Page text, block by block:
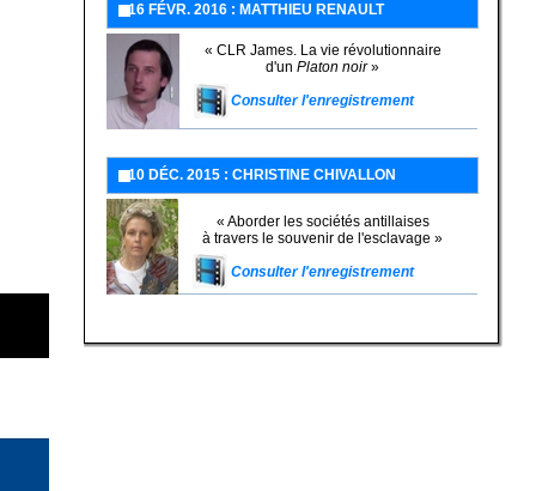
10 DÉC. 2015 : CHRISTINE CHIVALLON
16 FÉVR. 2016 : MATTHIEU RENAULT
« Aborder les sociétés antillaises
à travers le souvenir de l'esclavage »
Consulter l'enregistrement
« CLR James. La vie révolutionnaire
d'un Platon noir»
Consulter l'enregistrement